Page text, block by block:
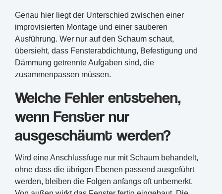
Genau hier liegt der Unterschied zwischen einer
improvisierten Montage und einer sauberen
Ausführung. Wer nur auf den Schaum schaut,
übersieht, dass Fensterabdichtung, Befestigung und
Dämmung getrennte Aufgaben sind, die
zusammenpassen müssen.
Welche Fehler entstehen,
wenn Fenster nur
ausgeschäumt werden?
Wird eine Anschlussfuge nur mit Schaum behandelt,
ohne dass die übrigen Ebenen passend ausgeführt
werden, bleiben die Folgen anfangs oft unbemerkt.